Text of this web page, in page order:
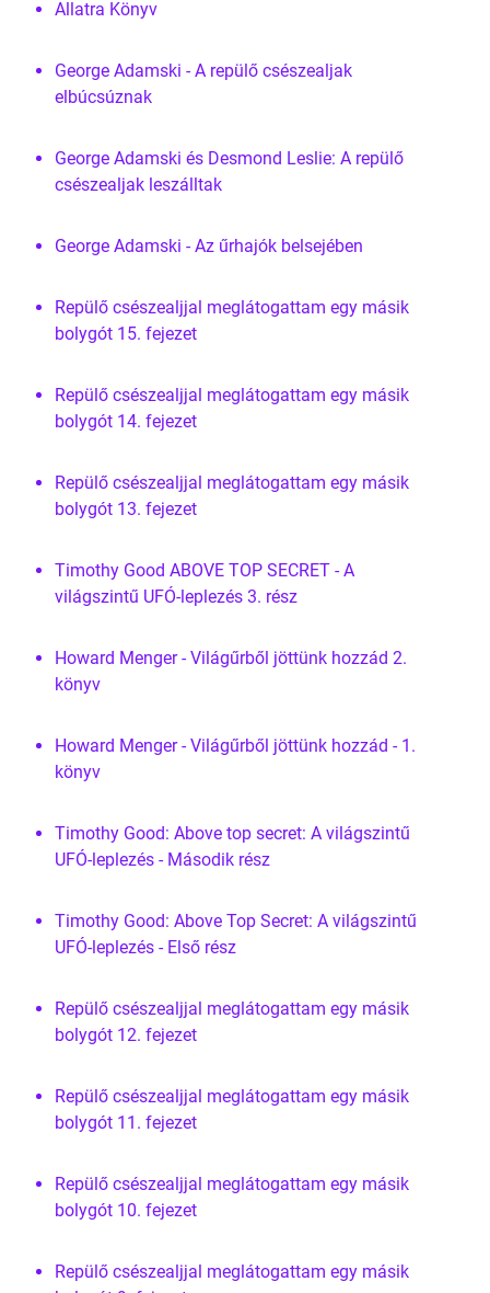
Allatra Könyv
George Adamski - A repülő csészealjak
elbúcsúznak
George Adamski és Desmond Leslie: A repülő
csészealjak leszálltak
George Adamski - Az űrhajók belsejében
Repülő csészealjjal meglátogattam egy másik
bolygót 15. fejezet
Repülő csészealjjal meglátogattam egy másik
bolygót 14. fejezet
Repülő csészealjjal meglátogattam egy másik
bolygót 13. fejezet
Timothy Good ABOVE TOP SECRET - A
világszintű UFÓ-leplezés 3. rész
Howard Menger - Világűrből jöttünk hozzád 2.
könyv
Howard Menger - Világűrből jöttünk hozzád - 1.
könyv
Timothy Good: Above top secret: A világszintű
UFÓ-leplezés - Második rész
Timothy Good: Above Top Secret: A világszintű
UFÓ-leplezés - Első rész
Repülő csészealjjal meglátogattam egy másik
bolygót 12. fejezet
Repülő csészealjjal meglátogattam egy másik
bolygót 11. fejezet
Repülő csészealjjal meglátogattam egy másik
bolygót 10. fejezet
Repülő csészealjjal meglátogattam egy másik